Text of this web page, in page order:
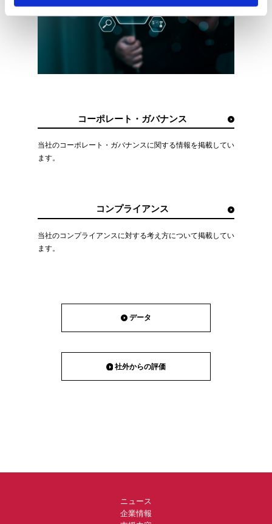
コーポレート・ガバナンス
当社のコーポレート・ガバナンスに関する情報を掲載してい
ます。
コンプライアンス
当社のコンプライアンスに対する考え方について掲載してい
ます。
データ
社外からの評価
ニュース
企業情報